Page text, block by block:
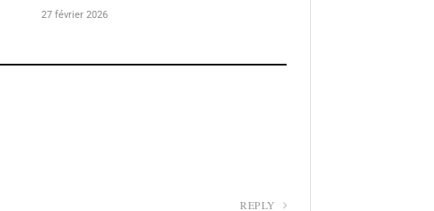
27 février 2026
REPLY